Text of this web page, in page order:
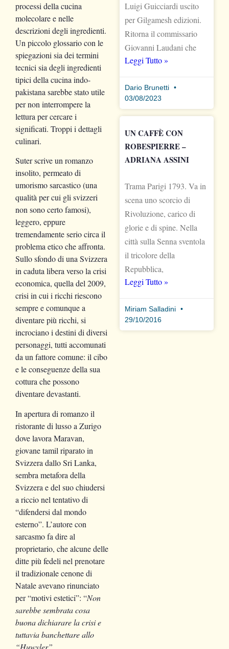
processi della cucina
molecolare e nelle
descrizioni degli ingredienti.
Un piccolo glossario con le
spiegazioni sia dei termini
tecnici sia degli ingredienti
tipici della cucina indo-
pakistana sarebbe stato utile
per non interrompere la
lettura per cercare i
significati. Troppi i dettagli
culinari.
Suter scrive un romanzo
insolito, permeato di
umorismo sarcastico (una
qualità per cui gli svizzeri
non sono certo famosi),
leggero, eppure
tremendamente serio circa il
problema etico che affronta.
Sullo sfondo di una Svizzera
in caduta libera verso la crisi
economica, quella del 2009,
crisi in cui i ricchi riescono
sempre e comunque a
diventare più ricchi, si
incrociano i destini di diversi
personaggi, tutti accomunati
da un fattore comune: il cibo
e le conseguenze della sua
cottura che possono
diventare devastanti.
In apertura di romanzo il
ristorante di lusso a Zurigo
dove lavora Maravan,
giovane tamil riparato in
Svizzera dallo Sri Lanka,
sembra metafora della
Svizzera e del suo chiudersi
a riccio nel tentativo di
“difendersi dal mondo
esterno”. L’autore con
sarcasmo fa dire al
proprietario, che alcune delle
ditte più fedeli nel prenotare
il tradizionale cenone di
Natale avevano rinunciato
per “motivi estetici”: “Non
sarebbe sembrata cosa
buona dichiarare la crisi e
tuttavia banchettare allo
“Huwyler”.
Luigi Guicciardi uscito
per Gilgamesh edizioni.
Ritorna il commissario
Giovanni Laudani che
Leggi Tutto »
Dario Brunetti
03/08/2023
UN CAFFÈ CON
ROBESPIERRE –
ADRIANA ASSINI
Trama Parigi 1793. Va in
scena uno scorcio di
Rivoluzione, carico di
glorie e di spine. Nella
città sulla Senna sventola
il tricolore della
Repubblica,
Leggi Tutto »
Miriam Salladini
29/10/2016